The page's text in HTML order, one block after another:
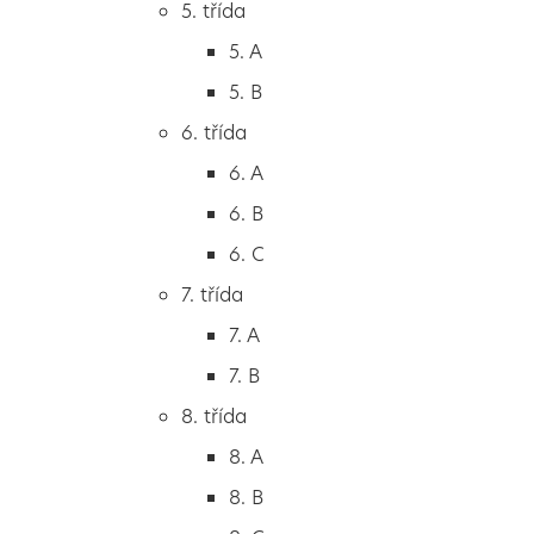
2. B
3. A
4. A
5. A
5. třída
5. A
5. B
6. třída
6. A
6. B
6. C
7. třída
7. A
7. B
8. třída
8. A
8. B